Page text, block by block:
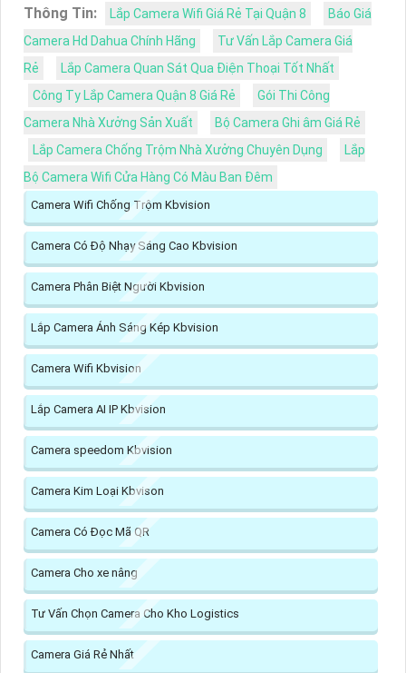
Thông Tin: Lắp Camera Wifi Giá Rẻ Tại Quận 8
Báo Giá
Camera Hd Dahua Chính Hãng
Tư Vấn Lắp Camera Giá
Rẻ
Lắp Camera Quan Sát Qua Điện Thoại Tốt Nhất
Công Ty Lắp Camera Quận 8 Giá Rẻ
Gói Thi Công
Camera Nhà Xưởng Sản Xuất
Bộ Camera Ghi âm Giá Rẻ
Lắp Camera Chống Trộm Nhà Xưởng Chuyên Dụng
Lắp
Bộ Camera Wifi Cửa Hàng Có Màu Ban Đêm
Camera Wifi Chống Trộm Kbvision
Camera Có Độ Nhạy Sáng Cao Kbvision
Camera Phân Biệt Người Kbvision
Lắp Camera Ánh Sáng Kép Kbvision
Camera Wifi Kbvision
Lắp Camera AI IP Kbvision
Camera speedom Kbvision
Camera Kim Loại Kbvison
Camera Có Đọc Mã QR
Camera Cho xe nâng
Tư Vấn Chọn Camera Cho Kho Logistics
Camera Giá Rẻ Nhất